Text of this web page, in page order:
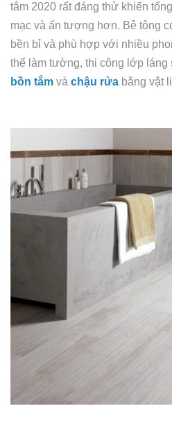
tắm 2020 rất đáng thử khiến
mạc và ấn tượng hơn. Bê tông
bền bỉ và phù hợp với nhiều
thể làm tường, thi công lớp láng
bồn tắm và chậu rửa bằng vật